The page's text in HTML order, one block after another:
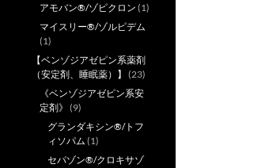
アモバン®/ゾピクロン (1)
マイスリー®/ゾルピデム
(1)
【ベンゾジアゼピン系薬剤
（安定剤、睡眠薬）】
(23)
《ベンゾジアゼピン系安
定剤》 (9)
グランダキシン®/トフ
ィソパム (1)
セパゾン®/クロキサゾ